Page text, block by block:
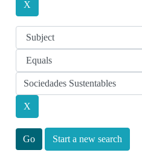
Start a new search